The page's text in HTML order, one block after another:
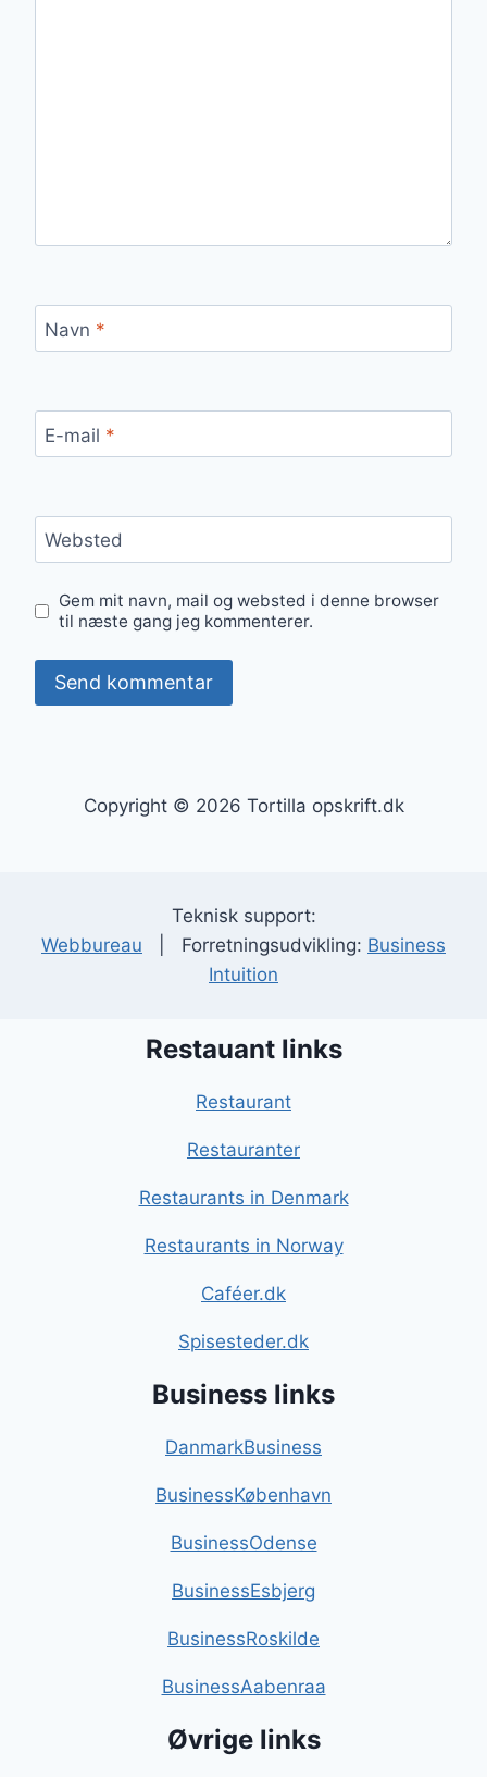
Navn *
E-mail *
Websted
Gem mit navn, mail og websted i denne browser
til næste gang jeg kommenterer.
Copyright © 2026 Tortilla opskrift.dk
Teknisk support:
Webbureau | Forretningsudvikling: Business
Intuition
Restauant links
Restaurant
Restauranter
Restaurants in Denmark
Restaurants in Norway
Caféer.dk
Spisesteder.dk
Business links
DanmarkBusiness
BusinessKøbenhavn
BusinessOdense
BusinessEsbjerg
BusinessRoskilde
BusinessAabenraa
Øvrige links